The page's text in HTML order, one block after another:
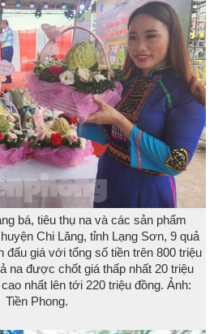
bá, tiêu thụ na và các sản phẩm
Chi Lăng, tỉnh Lạng Sơn, 9 quả
đấu giá với tổng số tiền trên 800 triệu
na được chốt giá thấp nhất 20 triệu
nhất lên tới 220 triệu đồng. Ảnh:
Tiền Phong.